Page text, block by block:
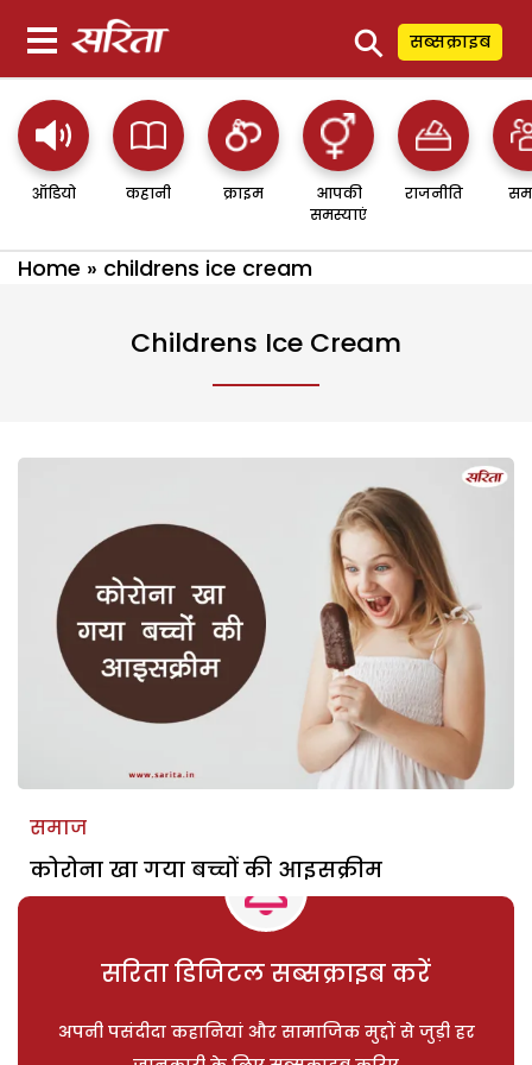
⚲ सब्सक्राइब
ऑडियो कहानी क्राइम
आपकी
समस्याएं
राजनीति
Home » childrens ice cream
Childrens Ice Cream
समाज
कोरोना खा गया बच्चों की आइसक्रीम
सरिता डिजिटल सब्सक्राइब करें
अपनी पसंदीदा कहानियां और सामाजिक मुद्दों से जुड़ी हर